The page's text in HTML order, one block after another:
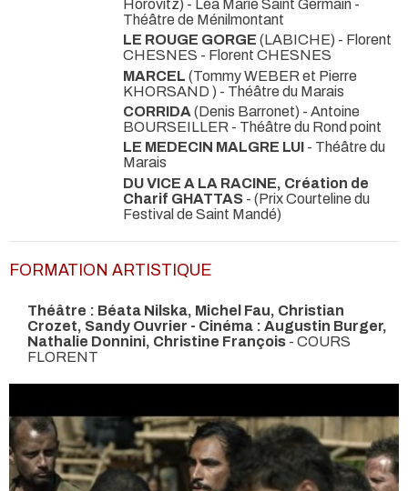
Horovitz) - Léa Marie Saint Germain -
Théâtre de Ménilmontant
LE ROUGE GORGE (LABICHE) - Florent
CHESNES - Florent CHESNES
MARCEL (Tommy WEBER et Pierre
KHORSAND ) - Théâtre du Marais
CORRIDA (Denis Barronet) - Antoine
BOURSEILLER - Théâtre du Rond point
LE MEDECIN MALGRE LUI - Théâtre du
Marais
DU VICE A LA RACINE, Création de
Charif GHATTAS - (Prix Courteline du
Festival de Saint Mandé)
FORMATION ARTISTIQUE
Théâtre : Béata Nilska, Michel Fau, Christian
Crozet, Sandy Ouvrier - Cinéma : Augustin Burger,
Nathalie Donnini, Christine François - COURS
FLORENT